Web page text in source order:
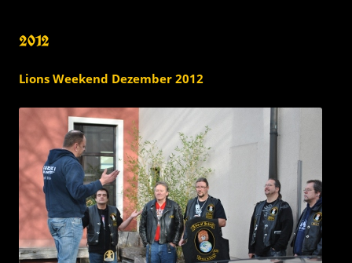
2012
Lions Weekend Dezember 2012